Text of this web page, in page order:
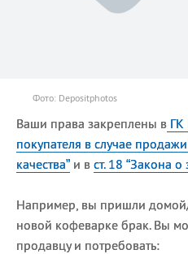
Фото: Depositphotos
Ваши права закреплены в ГК
покупателя в случае
качества” и в ст. 18 “Закона
Например, вы пришли
новой кофеварке брак. Вы
продавцу и потребовать: